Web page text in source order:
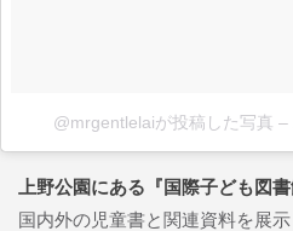
@mrgentlelaiが投稿した写真 –
上野公園にある『国際子ども図書
国内外の児童書と関連資料を展